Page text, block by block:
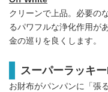
クリーンで上品。必要の
るパワフルな浄化作用が
金の巡りを良くします。
スーパーラッキ
お財布がパンパンに「張